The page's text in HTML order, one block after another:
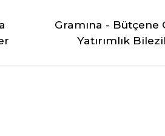
Gramına - Bütçene
Yatırımlık